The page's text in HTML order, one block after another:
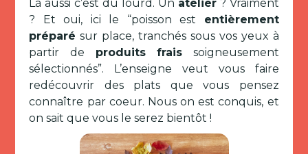
Là aussi c’est du lourd. Un atelier? Vraiment
? Et oui, ici le “poisson est entièrement
préparé sur place, tranchés sous vos yeux à
partir de produits frais soigneusement
sélectionnés”. L’enseigne veut vous faire
redécouvrir des plats que vous pensez
connaître par coeur. Nous on est conquis, et
on sait que vous le serez bientôt !